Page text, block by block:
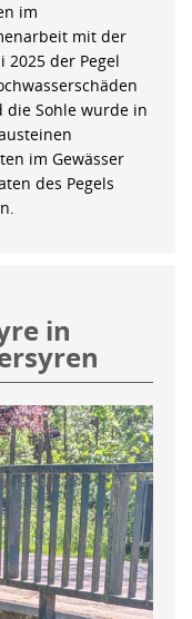
im
mit der
2025 der Pegel
die Sohle wurde in
im Gewässer
des Pegels
in